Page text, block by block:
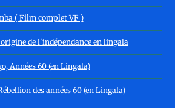
( Film complet VF )
de l'indépendance en lingala
Années 60 (en Lingala)
des années 60 (en Lingala)